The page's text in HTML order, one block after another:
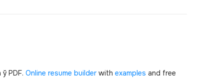
PDF. Online resume builder with examples and free